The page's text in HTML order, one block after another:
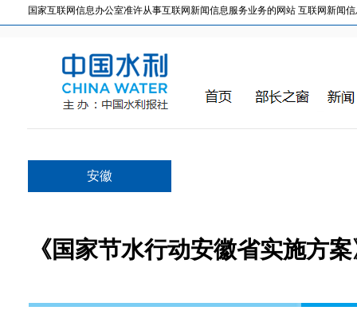
国家互联网信息办公室准许从事互联网新闻信息服务业务的网站 互联网新闻信
安徽
《国家节水行动安徽省实施方